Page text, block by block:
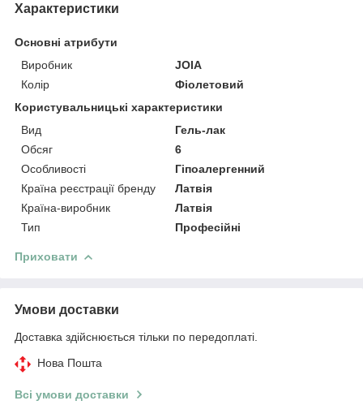
Характеристики
Основні атрибути
Виробник
JOIA
Колір
Фіолетовий
Користувальницькі характеристики
Вид
Гель-лак
Обсяг
6
Особливості
Гіпоалергенний
Країна реєстрації бренду
Латвія
Країна-виробник
Латвія
Тип
Професійні
Приховати
Умови доставки
Доставка здійснюється тільки по передоплаті.
Нова Пошта
Всі умови доставки